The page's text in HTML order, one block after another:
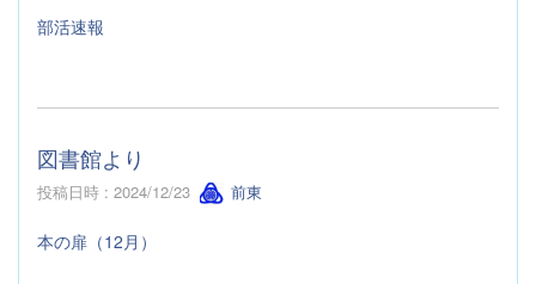
部活速報
図書館より
投稿日時 : 2024/12/23 前東
本の扉（12月）